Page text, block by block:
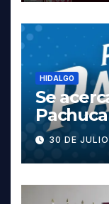
HIDALGO
Se
fechas
30 DE